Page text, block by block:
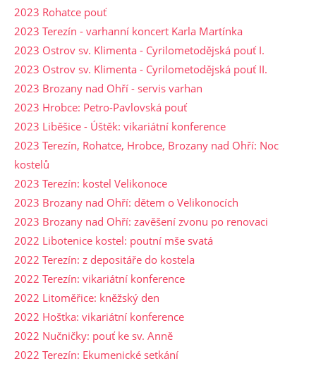
2023 Rohatce pouť
2023 Terezín - varhanní koncert Karla Martínka
2023 Ostrov sv. Klimenta - Cyrilometodějská pouť I.
2023 Ostrov sv. Klimenta - Cyrilometodějská pouť II.
2023 Brozany nad Ohří - servis varhan
2023 Hrobce: Petro-Pavlovská pouť
2023 Liběšice - Úštěk: vikariátní konference
2023 Terezín, Rohatce, Hrobce, Brozany nad Ohří: Noc
kostelů
2023 Terezín: kostel Velikonoce
2023 Brozany nad Ohří: dětem o Velikonocích
2023 Brozany nad Ohří: zavěšení zvonu po renovaci
2022 Libotenice kostel: poutní mše svatá
2022 Terezín: z depositáře do kostela
2022 Terezín: vikariátní konference
2022 Litoměřice: kněžský den
2022 Hoštka: vikariátní konference
2022 Nučničky: pouť ke sv. Anně
2022 Terezín: Ekumenické setkání